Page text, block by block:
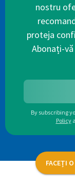
nostru
proteja
Abonați-
By subscribing
Policy
FACEȚI